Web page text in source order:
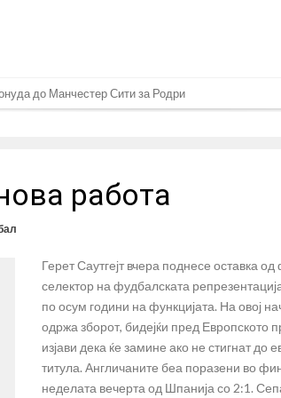
на Родри, и тоа во голем ривал!
фудбалот го направиле„невозможното“: Едниот е
како никој никогаш го понижи Реал, подобро
Интер нема доволно средства, Атлетико ја
работа
Герет Саутгејт вчера поднесе оставка од
селектор на фудбалската
по осум години на функцијата. На овој
одржа зборот, бидејќи пред Европското
изјави дека ќе замине ако не стигнат до
титула. Англичаните беа поразени во
неделата вечерта од Шпанија со 2:1.